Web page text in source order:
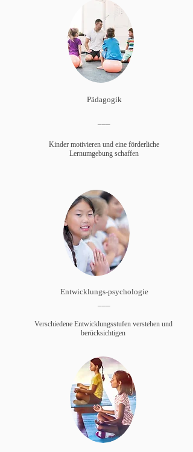
Pädagogik
Kinder motivieren und eine förderliche
Lernumgebung schaffen
Entwicklungs-psychologie
Verschiedene Entwicklungsstufen verstehen und
berücksichtigen